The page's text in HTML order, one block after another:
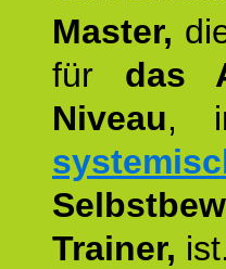
Master,
für das
Niveau,
Trainer, ist.